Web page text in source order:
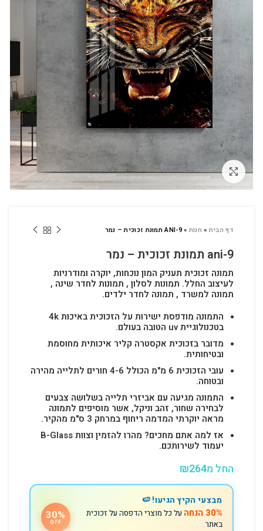
לחץ להגדלה
דף הבית» חנות»ANI-9 תמונת זכוכית – נמר
ani-9 תמונת זכוכית – נמר
תמונה זכוכית תעניק המון נוכחות, יוקרה ומודרניות
לעיצוב החלל. תמונות לסלון , תמונות לחדר שינה ,
תמונה למשרד , תמונה לחדר ילדים.
התמונה מודפסת ישירות על הזכוכית באיכות 4k
בטכנולוגיית uv הטובה בעולם.
מדובר בזכוכית אקסטרה קליר איכותית מחוסמת
ובטיחותית.
עובי הזכוכית 6 מ"מ הכולל 4-6 חורים לתלייה מהירה
ובטוחה.
התמונה מגיעה עם אביזרי תלייה בשלושה צבעים
לבחירה שחור, זהב וניקל, אשר מוסיפים לתמונה
מראה יוקרתי המדמה ריחוף במרחק 3 ס"מ מהקיר.
אז למה אתם מחכים? מהרו להזמין וצוות B-Glass
יעמוד לשירותכם.
החל מ ₪264
מבצעי הקיץ הגיעו! 🍉
30% הנחה
על כל מוצרי הדפסה על זכוכית
באתר
30%
OFF